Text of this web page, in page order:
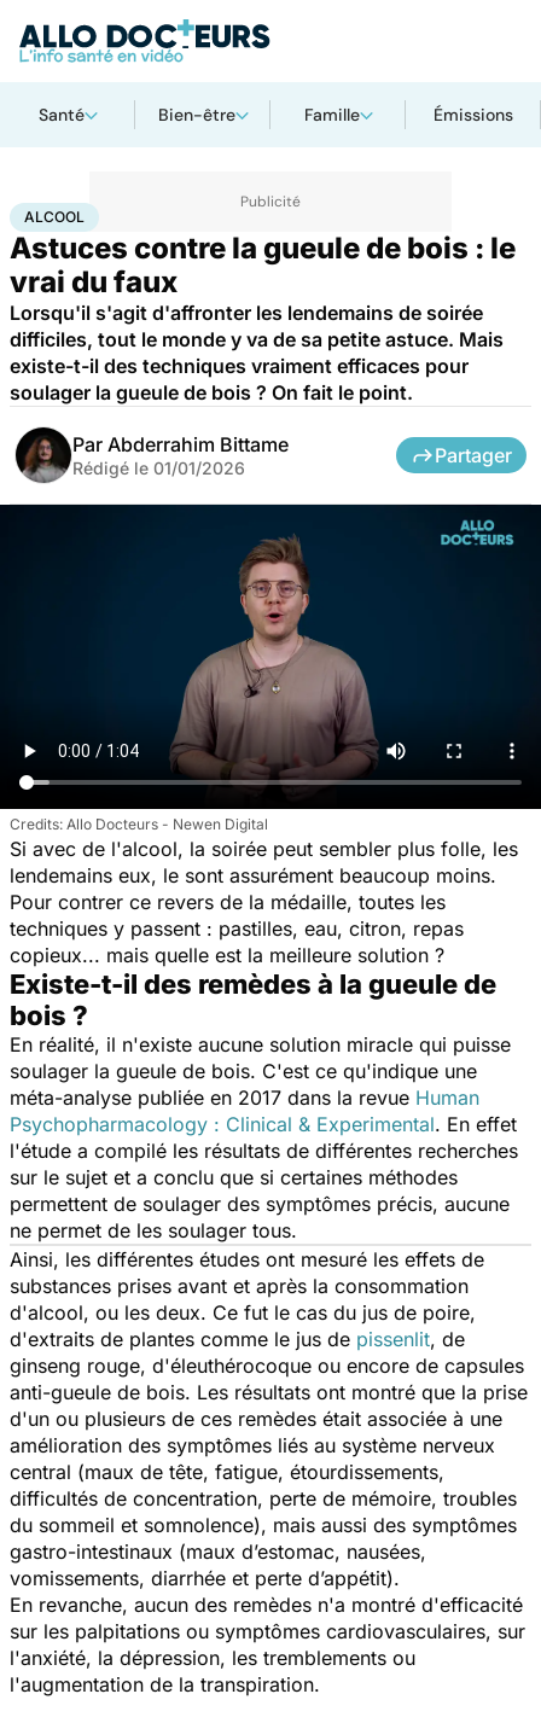
Santé Bien-être Famille Émissions
AccueilBien-être
ALCOOL
Astuces contre la gueule de bois : le
vrai du faux
Lorsqu'il s'agit d'affronter les lendemains de soirée
difficiles, tout le monde y va de sa petite astuce. Mais
existe-t-il des techniques vraiment efficaces pour
soulager la gueule de bois ? On fait le point.
Par Abderrahim Bittame
Rédigé le 01/01/2026
Partager
Allo Docteurs - Newen Digital
Si avec de l'alcool, la soirée peut sembler plus folle, les
lendemains eux, le sont assurément beaucoup moins.
Pour contrer ce revers de la médaille, toutes les
techniques y passent : pastilles, eau, citron, repas
copieux... mais quelle est la meilleure solution ?
Existe-t-il des remèdes à la gueule de
bois ?
En réalité, il n'existe aucune solution miracle qui puisse
soulager la gueule de bois. C'est ce qu'indique une
méta-analyse publiée en 2017 dans la revue Human
Psychopharmacology : Clinical & Experimental. En effet
l'étude a compilé les résultats de différentes recherches
sur le sujet et a conclu que si certaines méthodes
permettent de soulager des symptômes précis, aucune
ne permet de les soulager tous.
Ainsi, les différentes études ont mesuré les effets de
substances prises avant et après la consommation
d'alcool, ou les deux. Ce fut le cas du jus de poire,
d'extraits de plantes comme le jus de pissenlit, de
ginseng rouge, d'éleuthérocoque ou encore de capsules
anti-gueule de bois. Les résultats ont montré que la prise
d'un ou plusieurs de ces remèdes était associée à une
amélioration des symptômes liés au système nerveux
central (maux de tête, fatigue, étourdissements,
difficultés de concentration, perte de mémoire, troubles
du sommeil et somnolence), mais aussi des symptômes
gastro-intestinaux (maux d’estomac, nausées,
vomissements, diarrhée et perte d’appétit).
En revanche, aucun des remèdes n'a montré d'efficacité
sur les palpitations ou symptômes cardiovasculaires, sur
l'anxiété, la dépression, les tremblements ou
l'augmentation de la transpiration.